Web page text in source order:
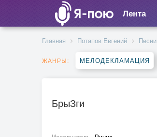
Лента
Главная Потапов Евгений Песни
ЖАНРЫ: МЕЛОДЕКЛАМАЦИЯ
БрыЗги